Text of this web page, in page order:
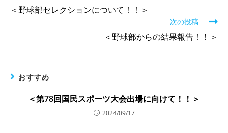
＜野球部セレクションについて！！＞
次の投稿
＜野球部からの結果報告！！＞
おすすめ
＜第78回国民スポーツ大会出場に向けて！！＞
2024/09/17